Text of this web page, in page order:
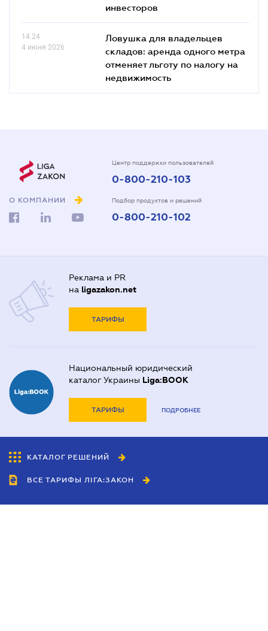
инвесторов
14.24
4 июня 2026
Ловушка для владельцев
складов: аренда одного метра
отменяет льготу по налогу на
недвижимость
О КОМПАНИИ
Центр поддержки пользователей
0-800-210-103
Подбор продуктов и решений
0-800-210-102
Реклама и PR
на ligazakon.net
ТАРИФЫ
Национальный юридический
каталог Украины Liga:BOOK
ТАРИФЫ ПОДРОБНЕЕ
КАТАЛОГ РЕШЕНИЙ
ВСЕ ТАРИФЫ ЛІГА:ЗАКОН